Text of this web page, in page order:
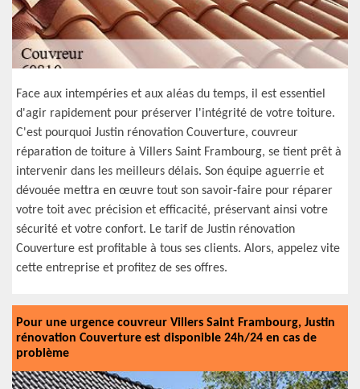
Face aux intempéries et aux aléas du temps, il est essentiel
d'agir rapidement pour préserver l'intégrité de votre toiture.
C'est pourquoi Justin rénovation Couverture, couvreur
réparation de toiture à Villers Saint Frambourg, se tient prêt à
intervenir dans les meilleurs délais. Son équipe aguerrie et
dévouée mettra en œuvre tout son savoir-faire pour réparer
votre toit avec précision et efficacité, préservant ainsi votre
sécurité et votre confort. Le tarif de Justin rénovation
Couverture est profitable à tous ses clients. Alors, appelez vite
cette entreprise et profitez de ses offres.
Pour une urgence couvreur Villers Saint Frambourg, Justin
rénovation Couverture est disponible 24h/24 en cas de
problème